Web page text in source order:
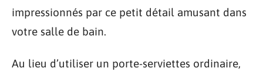
impressionnés par ce petit détail amusant dans
votre salle de bain.
Au lieu d’utiliser un porte-serviettes ordinaire,